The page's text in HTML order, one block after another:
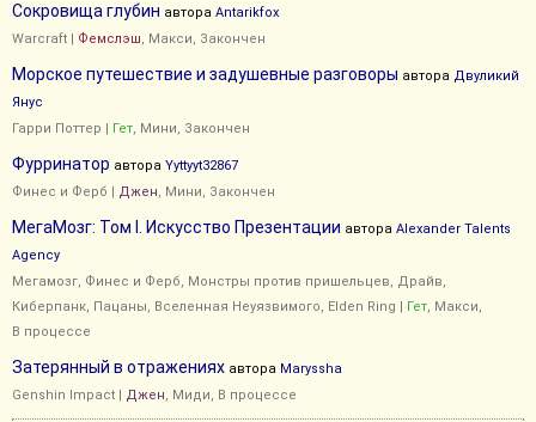
Сокровища глубин автора Antarikfox
Warcraft | Фемслэш, Макси, Закончен
Морское путешествие и задушевные разговоры автора Двуликий
Янус
Гарри Поттер | Гет, Мини, Закончен
Фурринатор автора Yyttyyt32867
Финес и Ферб | Джен, Мини, Закончен
МегаМозг: Том I. Искусство Презентации автора Alexander Talents
Agency
Мегамозг, Финес и Ферб, Монстры против пришельцев, Драйв,
Киберпанк, Пацаны, Вселенная Неуязвимого, Elden Ring | Гет, Макси,
В процессе
Затерянный в отражениях автора Maryssha
Genshin Impact | Джен, Миди, В процессе